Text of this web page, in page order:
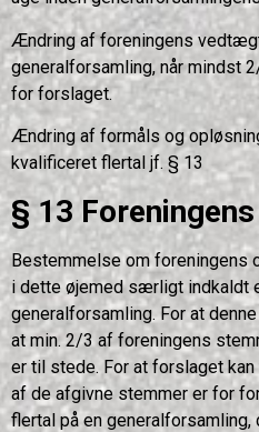
Ændring af foreningens
generalforsamling, når mindst
for forslaget.
Ændring af formåls og
kvalificeret flertal jf. § 13
§ 13
Bestemmelse om foreningens
i dette øjemed særligt indkaldt
generalforsamling. For at
at min. 2/3 af foreningens
er til stede. For at forslaget
af de afgivne stemmer er for
flertal på en